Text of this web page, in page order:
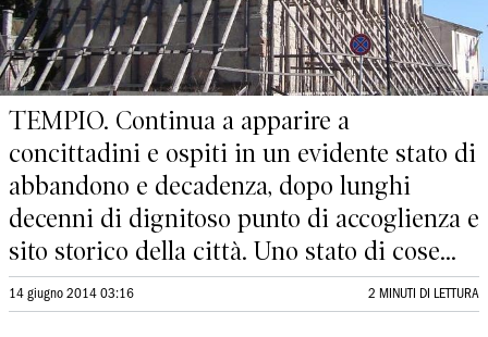
TEMPIO. Continua a apparire a
concittadini e ospiti in un evidente stato di
abbandono e decadenza, dopo lunghi
decenni di dignitoso punto di accoglienza e
sito storico della città. Uno stato di cose...
14 giugno 2014 03:16 2 MINUTI DI LETTURA